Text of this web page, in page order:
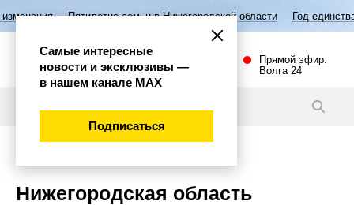
Пятилетие семьи в Нижегородской области Год единства народов
Прямой эфир.
Волга 24
Нижегородская область
Самые интересные
новости и эксклюзивы —
в нашем канале МАХ
Подписаться